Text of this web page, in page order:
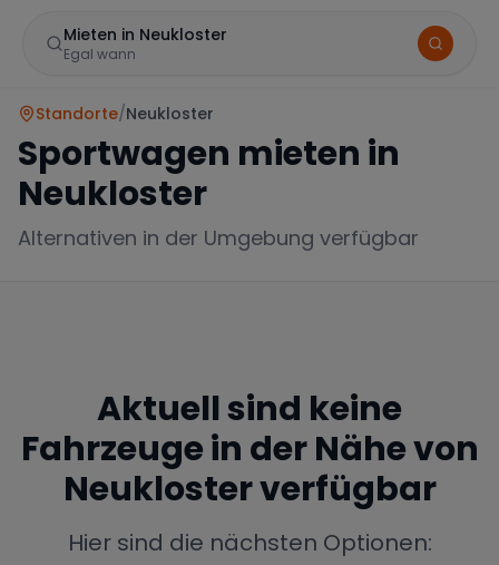
Mieten in Neukloster
Egal wann
Mercedes BMW Audi
Standorte/Neukloster
Sportwagen mieten in
Neukloster
Alternativen in der Umgebung verfügbar
Aktuell sind keine
Fahrzeuge in der Nähe von
Neuklosterverfügbar
Hier sind die nächsten Optionen: